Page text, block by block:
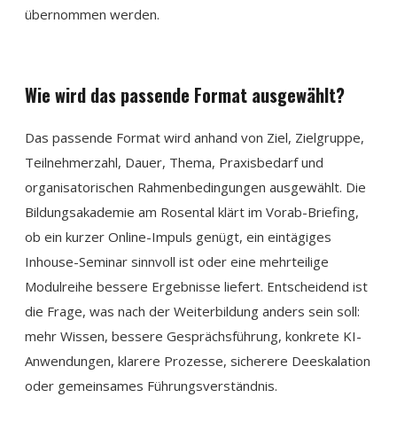
übernommen werden.
Wie wird das passende Format ausgewählt?
Das passende Format wird anhand von Ziel, Zielgruppe,
Teilnehmerzahl, Dauer, Thema, Praxisbedarf und
organisatorischen Rahmenbedingungen ausgewählt. Die
Bildungsakademie am Rosental klärt im Vorab-Briefing,
ob ein kurzer Online-Impuls genügt, ein eintägiges
Inhouse-Seminar sinnvoll ist oder eine mehrteilige
Modulreihe bessere Ergebnisse liefert. Entscheidend ist
die Frage, was nach der Weiterbildung anders sein soll:
mehr Wissen, bessere Gesprächsführung, konkrete KI-
Anwendungen, klarere Prozesse, sicherere Deeskalation
oder gemeinsames Führungsverständnis.